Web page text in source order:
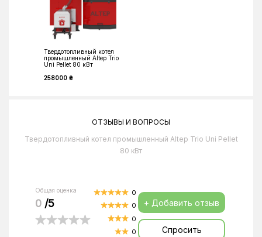
Твердотопливный котел
промышленный Altep Trio
Uni Pellet 80 кВт
258000 ₴
ОТЗЫВЫ И ВОПРОСЫ
Твердотопливный котел промышленный Altep Trio Uni Pellet
80 кВт
Общая оценка
0 /5
0
0
0
0
+ Добавить отзыв
Спросить